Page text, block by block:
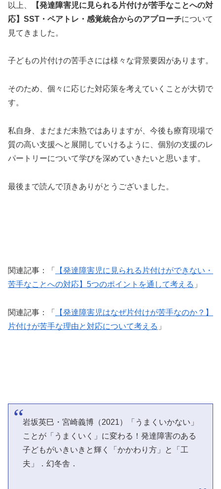
以上、
【発達障害児に見られる片付けが苦手なことへの対
応】SST・ペアトレ・感覚統合からのアプローチについて
見てきました。
子どもの片付けの苦手さには様々な背景要因があります。
そのため、個々に応じた対応策を考えていくことが大切で
す。
私自身、まだまだ未熟ではありますが、今後も療育現場で
質の高い支援へと展開していけるように、個別の支援のレ
パートリーについて学びを深めていきたいと思います。
最後まで読んで頂きありがとうございました。
関連記事：「
【発達障害児に見られる片付けができない・
苦手なことへの対応】5つのポイントを通して考える 」
関連記事：「
【発達障害児はなぜ片付けが苦手なのか？】
片付けが苦手な理由と対応について考える 」
岩坂英巳・宮崎義博（2021）「うまくいかない」
ことが「うまくいく」に変わる！発達障害のある
子どもがいきいきと輝く「かかわり方」と「工
夫」．幻冬舎．